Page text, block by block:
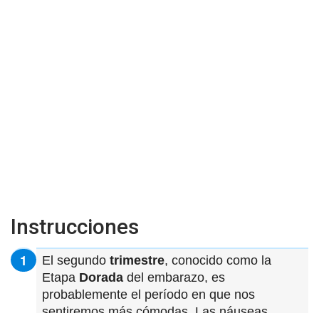
Instrucciones
El segundo trimestre, conocido como la
Etapa Dorada del embarazo, es
probablemente el período en que nos